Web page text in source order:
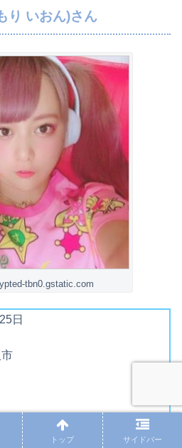
り いおん)さん
tbn0.gstatic.com
日
メ鑑賞・粘土細工
トップ サイドバー